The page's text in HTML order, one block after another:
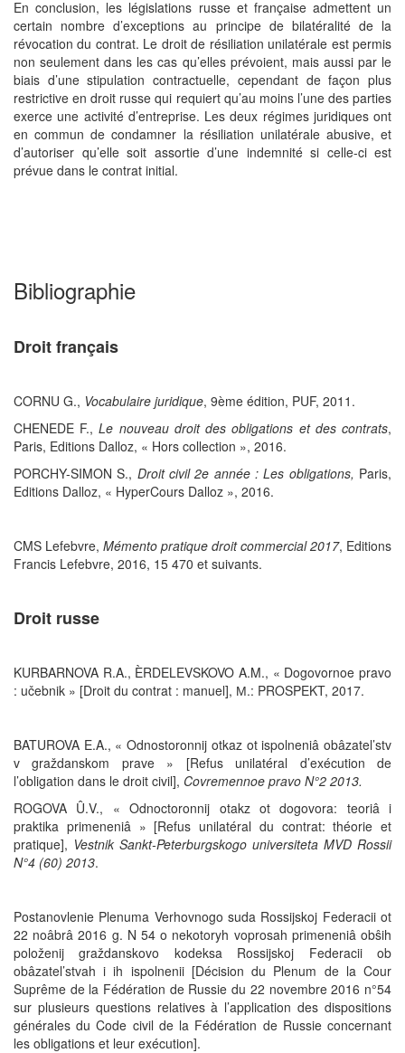
En conclusion, les législations russe et française admettent un
certain nombre d’exceptions au principe de bilatéralité de la
révocation du contrat. Le droit de résiliation unilatérale est permis
non seulement dans les cas qu’elles prévoient, mais aussi par le
biais d’une stipulation contractuelle, cependant de façon plus
restrictive en droit russe qui requiert qu’au moins l’une des parties
exerce une activité d’entreprise. Les deux régimes juridiques ont
en commun de condamner la résiliation unilatérale abusive, et
d’autoriser qu’elle soit assortie d’une indemnité si celle-ci est
prévue dans le contrat initial.
Bibliographie
Droit français
CORNU G., Vocabulaire juridique, 9ème édition, PUF, 2011.
CHENEDE F.,Le nouveau droit des obligations et des contrats,
Paris, Editions Dalloz, « Hors collection », 2016.
PORCHY-SIMON S., Droit civil 2e année : Les obligations, Paris,
Editions Dalloz, « HyperCours Dalloz », 2016.
CMS Lefebvre, Mémento pratique droit commercial 2017, Editions
Francis Lefebvre, 2016, 15 470 et suivants.
Droit russe
KURBARNOVA R.A., ÈRDELEVSKOVO A.M., « Dogovornoe pravo
: učebnik » [Droit du contrat : manuel], М.: PROSPEKT, 2017.
BATUROVA E.A., « Odnostoronnij otkaz ot ispolneniâ obâzatel’stv
v graždanskom prave » [Refus unilatéral d’exécution de
l’obligation dans le droit civil], Covremennoe pravo N°2 2013.
ROGOVA Û.V., « Odnoctoronnij otakz ot dogovora: teoriâ i
praktika primeneniâ » [Refus unilatéral du contrat: théorie et
pratique], Vestnik Sankt-Peterburgskogo universiteta MVD Rossii
N°4 (60) 2013.
Postanovlenie Plenuma Verhovnogo suda Rossijskoj Federacii ot
22 noâbrâ 2016 g. N 54 o nekotoryh voprosah primeneniâ obŝih
položenij graždanskovo kodeksa Rossijskoj Federacii ob
obâzatel’stvah i ih ispolnenii [Décision du Plenum de la Cour
Suprême de la Fédération de Russie du 22 novembre 2016 n°54
sur plusieurs questions relatives à l’application des dispositions
générales du Code civil de la Fédération de Russie concernant
les obligations et leur exécution].